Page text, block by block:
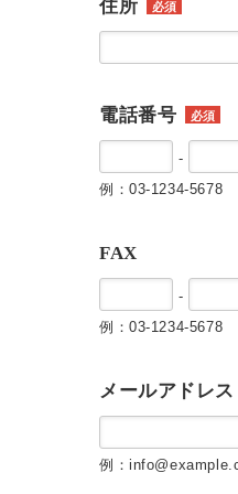
住所 必須
電話番号 必須
-
例：03-1234-5678
FAX
-
例：03-1234-5678
メールアドレス
例：